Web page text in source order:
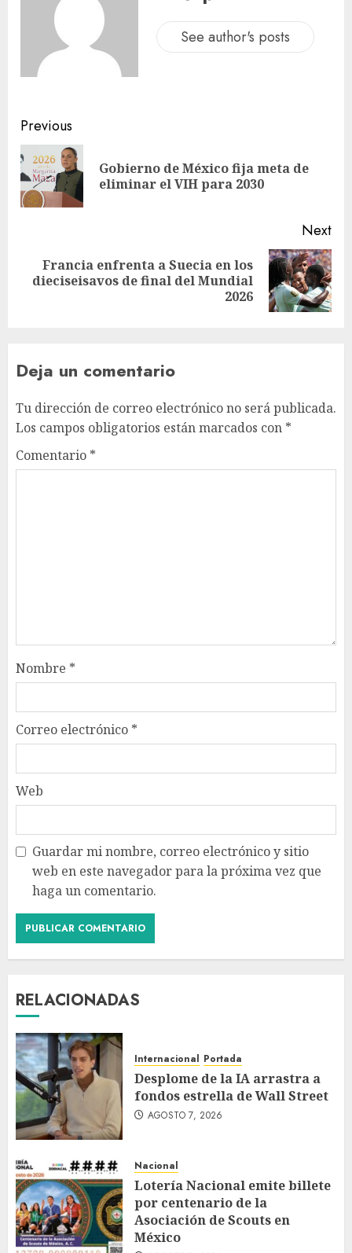
See author's posts
Previous
Gobierno de México fija meta de
eliminar el VIH para 2030
Next
Francia enfrenta a Suecia en los
dieciseisavos de final del Mundial
2026
Deja un comentario
Tu dirección de correo electrónico no será publicada.
Los campos obligatorios están marcados con *
Comentario *
Nombre *
Correo electrónico *
Web
Guardar mi nombre, correo electrónico y sitio
web en este navegador para la próxima vez que
haga un comentario.
RELACIONADAS
Internacional Portada
Desplome de la IA arrastra a
fondos estrella de Wall Street
AGOSTO 7, 2026
Nacional
Lotería Nacional emite billete
por centenario de la
Asociación de Scouts en
México